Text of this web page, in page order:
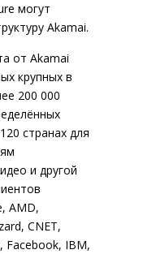
могут
Akamai.
от Akamai
крупных в
200 000
странах для
и другой
AMD,
CNET,
Facebook, IBM,